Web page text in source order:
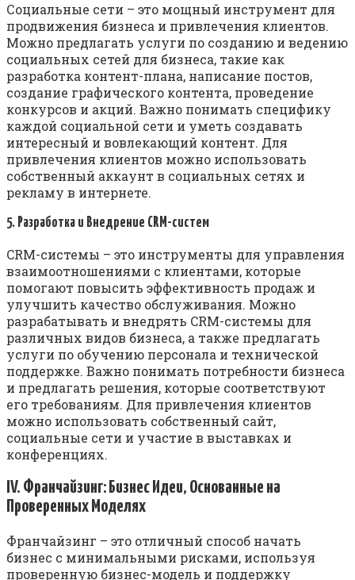
Социальные сети – это мощный инструмент для
продвижения бизнеса и привлечения клиентов.
Можно предлагать услуги по созданию и ведению
социальных сетей для бизнеса, такие как
разработка контент-плана, написание постов,
создание графического контента, проведение
конкурсов и акций. Важно понимать специфику
каждой социальной сети и уметь создавать
интересный и вовлекающий контент. Для
привлечения клиентов можно использовать
собственный аккаунт в социальных сетях и
рекламу в интернете.
5. Разработка и Внедрение CRM-систем
CRM-системы – это инструменты для управления
взаимоотношениями с клиентами, которые
помогают повысить эффективность продаж и
улучшить качество обслуживания. Можно
разрабатывать и внедрять CRM-системы для
различных видов бизнеса, а также предлагать
услуги по обучению персонала и технической
поддержке. Важно понимать потребности бизнеса
и предлагать решения, которые соответствуют
его требованиям. Для привлечения клиентов
можно использовать собственный сайт,
социальные сети и участие в выставках и
конференциях.
IV. Франчайзинг: Бизнес Идеи, Основанные на
Проверенных Моделях
Франчайзинг – это отличный способ начать
бизнес с минимальными рисками, используя
проверенную бизнес-модель и поддержку